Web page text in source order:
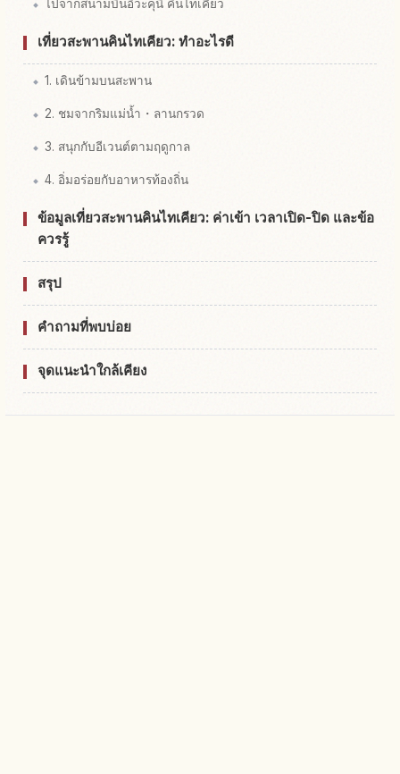
ไปจากสนามบินอิวะคุนิ คินไทเคียว
เที่ยวสะพานคินไทเคียว: ทำอะไรดี
1. เดินข้ามบนสะพาน
2. ชมจากริมแม่น้ำ・ลานกรวด
3. สนุกกับอีเวนต์ตามฤดูกาล
4. อิ่มอร่อยกับอาหารท้องถิ่น
ข้อมูลเที่ยวสะพานคินไทเคียว: ค่าเข้า เวลาเปิด-ปิด และข้อ
ควรรู้
สรุป
คำถามที่พบบ่อย
จุดแนะนำใกล้เคียง